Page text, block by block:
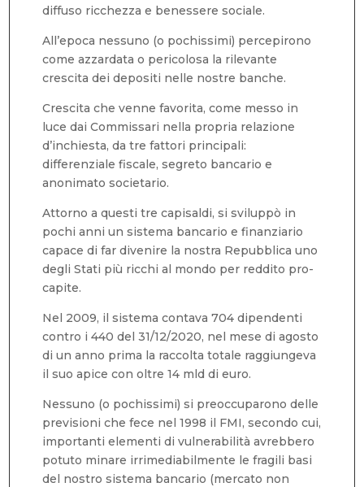
diffuso ricchezza e benessere sociale.
All’epoca nessuno (o pochissimi) percepirono
come azzardata o pericolosa la rilevante
crescita dei depositi nelle nostre banche.
Crescita che venne favorita, come messo in
luce dai Commissari nella propria relazione
d’inchiesta, da tre fattori principali:
differenziale fiscale, segreto bancario e
anonimato societario.
Attorno a questi tre capisaldi, si sviluppò in
pochi anni un sistema bancario e finanziario
capace di far divenire la nostra Repubblica uno
degli Stati più ricchi al mondo per reddito pro-
capite.
Nel 2009, il sistema contava 704 dipendenti
contro i 440 del 31/12/2020, nel mese di agosto
di un anno prima la raccolta totale raggiungeva
il suo apice con oltre 14 mld di euro.
Nessuno (o pochissimi) si preoccuparono delle
previsioni che fece nel 1998 il FMI, secondo cui,
importanti elementi di vulnerabilità avrebbero
potuto minare irrimediabilmente le fragili basi
del nostro sistema bancario (mercato non